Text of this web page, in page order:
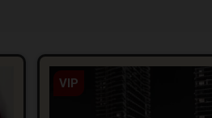
VIP